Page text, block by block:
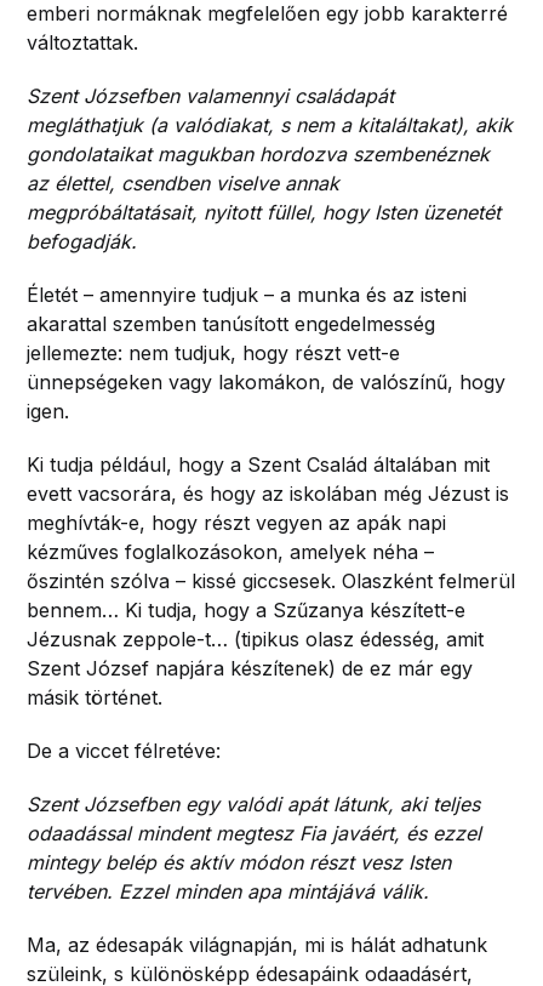
emberi normáknak megfelelően egy jobb karakterré
változtattak.
Szent Józsefben valamennyi családapát
megláthatjuk (a valódiakat, s nem a kitaláltakat), akik
gondolataikat magukban hordozva szembenéznek
az élettel, csendben viselve annak
megpróbáltatásait, nyitott füllel, hogy Isten üzenetét
befogadják.
Életét – amennyire tudjuk – a munka és az isteni
akarattal szemben tanúsított engedelmesség
jellemezte: nem tudjuk, hogy részt vett-e
ünnepségeken vagy lakomákon, de valószínű, hogy
igen.
Ki tudja például, hogy a Szent Család általában mit
evett vacsorára, és hogy az iskolában még Jézust is
meghívták-e, hogy részt vegyen az apák napi
kézműves foglalkozásokon, amelyek néha –
őszintén szólva – kissé giccsesek. Olaszként felmerül
bennem… Ki tudja, hogy a Szűzanya készített-e
Jézusnak zeppole-t… (tipikus olasz édesség, amit
Szent József napjára készítenek) de ez már egy
másik történet.
De a viccet félretéve:
Szent Józsefben egy valódi apát látunk, aki teljes
odaadással mindent megtesz Fia javáért, és ezzel
mintegy belép és aktív módon részt vesz Isten
tervében. Ezzel minden apa mintájává válik.
Ma, az édesapák világnapján, mi is hálát adhatunk
szüleink, s különösképp édesapáink odaadásért,